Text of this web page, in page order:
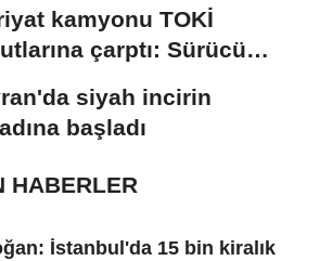
kamyonu TOKİ
çarptı: Sürücü
siyah incirin
başladı
HABERLER
İstanbul'da 15 bin kiralık